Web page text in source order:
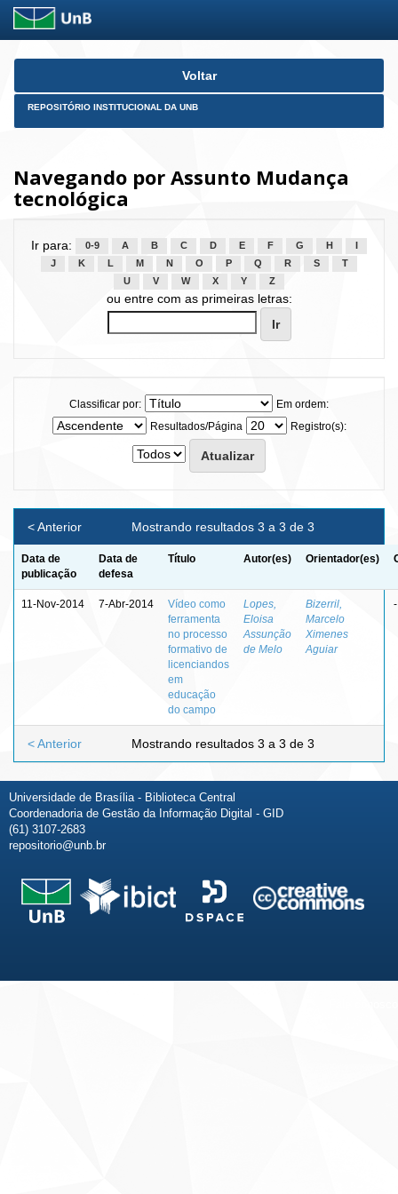
Skip
Voltar
REPOSITÓRIO INSTITUCIONAL DA UNB
Navegando por Assunto Mudança
tecnológica
Ir para: 0-9 A B C D E F G H
J
K L M N O P Q R S
T
U
V W X Y Z
ou entre com as primeiras letras:
Classificar por:
Em ordem:
Resultados/Página
Registro(s):
Mostrando resultados 3 a 3 de 3
< Anterior
Data de
publicação
Data de
defesa
Título Autor(es) Orientador(es)
11-Nov-2014 7-Abr-2014
Vídeo como
ferramenta
no processo
formativo de
licenciandos
em
educação
do campo
Lopes,
Eloisa
Assunção
de Melo
Bizerril,
Marcelo
Ximenes
Aguiar
-
Mostrando resultados 3 a 3 de 3
< Anterior
Universidade de Brasília - Biblioteca Central
Coordenadoria de Gestão da Informação Digital - GID
(61) 3107-2683
repositorio@unb.br